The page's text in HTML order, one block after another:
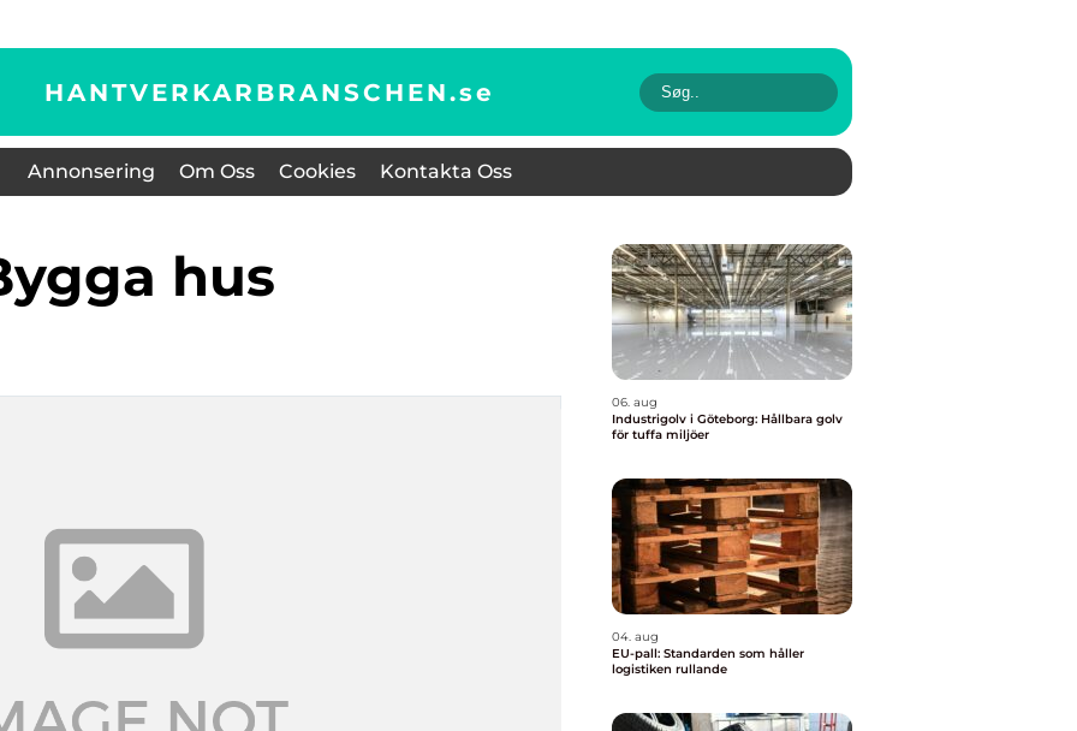
HANTVERKARBRANSCHEN.se
Annonsering Om Oss Cookies Kontakta Oss
bygga hus
06. aug
Industrigolv i Göteborg: Hållbara golv
för tuffa miljöer
04. aug
EU-pall: Standarden som håller
logistiken rullande